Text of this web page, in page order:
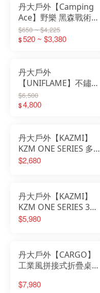
丹大戶外【Camping
Ace】野樂 黑森戰術山
野5單位桌 ARC-93TB
｜摺疊桌｜露營桌｜單
$650 ~ $4,225
$520 ~ $3,380
丹大戶外
【UNIFLAME】不鏽鋼
炊事桌 U611784｜野
炊｜露營｜炊事桌｜露
$6,500
$4,800
丹大戶外【KAZMI】
KZM ONE SERIES 多功
能吊掛架｜吊掛架｜多
$2,680
丹大戶外【KAZMI】
KZM ONE SERIES 3單
位桌｜露營桌｜桌子｜
$5,980
丹大戶外【CARGO】
工業風拼接式折疊桌│
接桌│摺疊桌│露營桌│
$7,980